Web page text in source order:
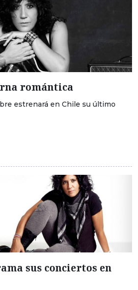
romántica
estrenará en Chile su último
sus conciertos en